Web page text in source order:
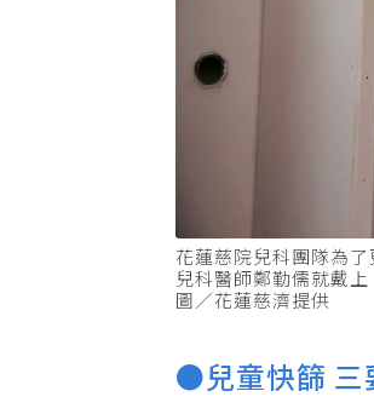
花蓮慈院兒科團隊為
兒科醫師鄭勤儒就戴
●兒童快篩 三